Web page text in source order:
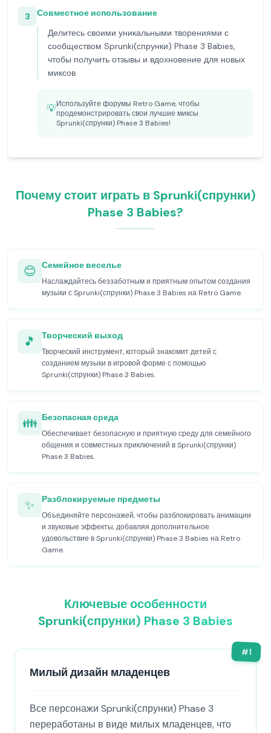
3
Совместное использование
Делитесь своими уникальными творениями с
сообществом Sprunki(спрунки) Phase 3 Babies,
чтобы получить отзывы и вдохновение для новых
миксов.
💡Используйте форумы Retro Game, чтобы
продемонстрировать свои лучшие миксы
Sprunki(спрунки) Phase 3 Babies!
Почему стоит играть в Sprunki(спрунки)
Phase 3 Babies?
😊 Семейное веселье
Наслаждайтесь беззаботным и приятным опытом создания
музыки с Sprunki(спрунки) Phase 3 Babies на Retro Game.
🎵 Творческий выход
Творческий инструмент, который знакомит детей с
созданием музыки в игровой форме с помощью
Sprunki(спрунки) Phase 3 Babies.
👪 Безопасная среда
Обеспечивает безопасную и приятную среду для семейного
общения и совместных приключений в Sprunki(спрунки)
Phase 3 Babies.
✨ Разблокируемые предметы
Объединяйте персонажей, чтобы разблокировать анимации
и звуковые эффекты, добавляя дополнительное
удовольствие в Sprunki(спрунки) Phase 3 Babies на Retro
Game.
Ключевые особенности
Sprunki(спрунки) Phase 3 Babies
#1
Милый дизайн младенцев
Все персонажи Sprunki(спрунки) Phase 3
переработаны в виде милых младенцев, что